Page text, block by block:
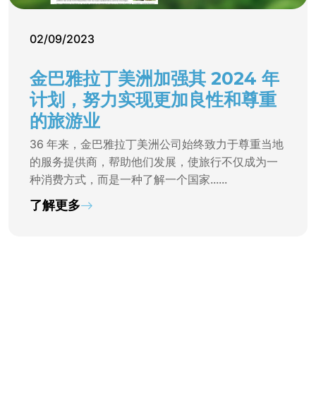
02/09/2023
金巴雅拉丁美洲加强其 2024 年
计划，努力实现更加良性和尊重
的旅游业
36 年来，金巴雅拉丁美洲公司始终致力于尊重当地
的服务提供商，帮助他们发展，使旅行不仅成为一
种消费方式，而是一种了解一个国家......
了解更多